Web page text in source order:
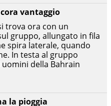
la pioggia
vantaggio
trova ora con un
gruppo, allungato in fila
spira laterale, quando
In testa al gruppo
della Bahrain